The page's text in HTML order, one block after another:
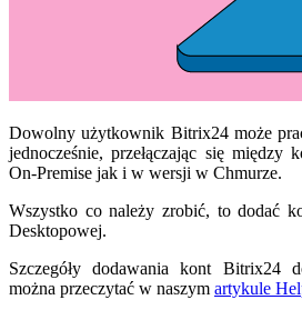
Dowolny użytkownik Bitrix24 może
jednocześnie, przełączając się
On-Premise jak i w wersji w Chmurze.
Wszystko co należy zrobić, to dodać
Desktopowej.
Szczegóły dodawania kont Bitrix24
można przeczytać w naszym artykule